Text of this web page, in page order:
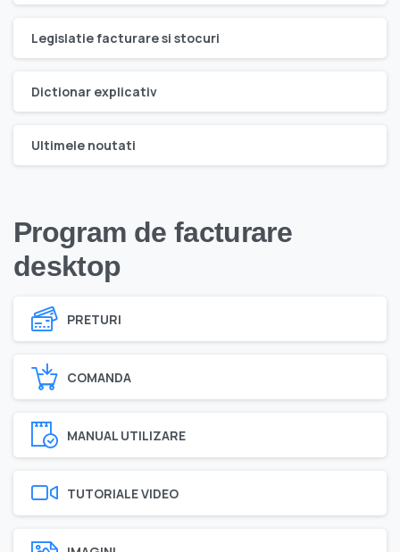
Legislatie facturare si stocuri
Dictionar explicativ
Ultimele noutati
Program de facturare
desktop
PRETURI
COMANDA
MANUAL UTILIZARE
TUTORIALE VIDEO